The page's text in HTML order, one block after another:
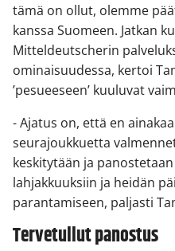
tämä on ollut, olemme
kanssa Suomeen. Jatkan
Mitteldeutscherin
ominaisuudessa, kertoi
’pesueeseen’ kuuluvat
- Ajatus on, että en
seurajoukkuetta
keskitytään ja
lahjakkuuksiin ja heidän
parantamiseen, paljasti
Tervetullut panostus